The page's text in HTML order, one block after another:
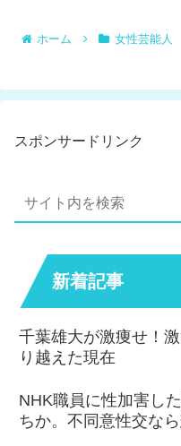
ホーム 女性芸能人
スポンサードリンク
新着記事
千葉雄大が激痩せ！
り越えた現在
NHK職員に性加害し
ちか。不同意性交な